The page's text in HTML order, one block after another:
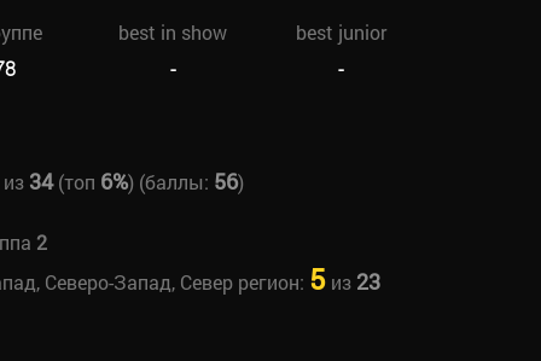
best in show
best junior
- -
34(топ 6%) (баллы: 56)
2
Северо-Запад, Север регион: 5из 23